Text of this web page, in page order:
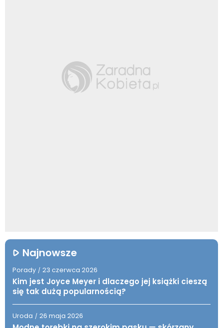
Najnowsze
Porady / 23 czerwca 2026
Kim jest Joyce Meyer i dlaczego jej książki cieszą
się tak dużą popularnością?
Uroda / 26 maja 2026